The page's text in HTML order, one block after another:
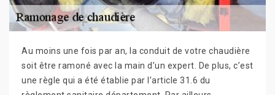
Au moins une fois par an, la conduit de votre chaudière
soit être ramoné avec la main d’un expert. De plus, c’est
une règle qui a été établie par l’article 31.6 du